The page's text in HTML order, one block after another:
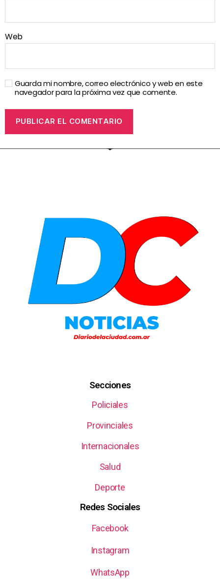
Web
Guarda mi nombre, correo electrónico y web en este
navegador para la próxima vez que comente.
Secciones
Policiales
Provinciales
Internacionales
Salud
Deporte
Redes Sociales
Facebook
Instagram
WhatsApp